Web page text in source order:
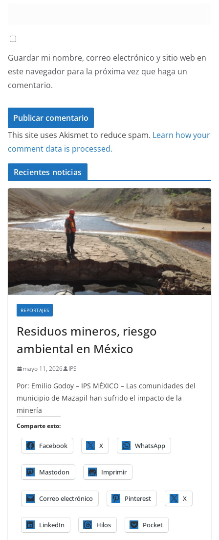
Guardar mi nombre, correo electrónico y sitio web en
este navegador para la próxima vez que haga un
comentario.
This site uses Akismet to reduce spam. Learn how your
comment data is processed.
Recientes noticias
REPORTAJES
Residuos mineros, riesgo
ambiental en México
mayo 11, 2026 IPS
Por: Emilio Godoy – IPS MÉXICO – Las comunidades del
municipio de Mazapil han sufrido el impacto de la
minería
Comparte esto:
Facebook X WhatsApp
Mastodon Imprimir
Correo electrónico Pinterest X
LinkedIn Hilos Pocket